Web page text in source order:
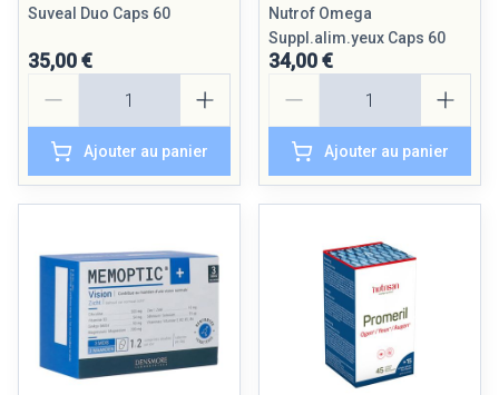
Suveal Duo Caps 60
35,00 €
Ajouter au panier
Nutrof Omega
Suppl.alim.yeux Caps 60
34,00 €
Ajouter au panier